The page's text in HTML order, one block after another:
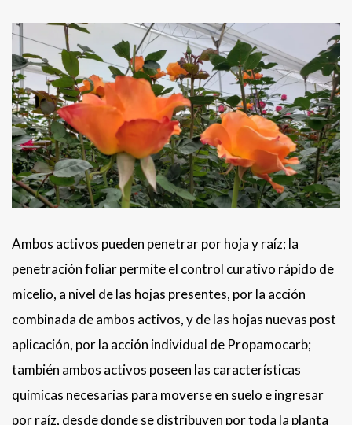
Ambos activos pueden penetrar por hoja y raíz; la
penetración foliar permite el control curativo rápido de
micelio, a nivel de las hojas presentes, por la acción
combinada de ambos activos, y de las hojas nuevas post
aplicación, por la acción individual de Propamocarb;
también ambos activos poseen las características
químicas necesarias para moverse en suelo e ingresar
por raíz, desde donde se distribuyen por toda la planta